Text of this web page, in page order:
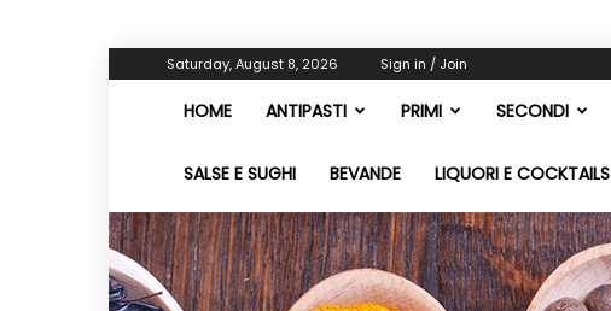
Saturday, August 8, 2026 Sign in / Join
HOME ANTIPASTI PRIMI SECONDI
SALSE E SUGHI BEVANDE LIQUORI E COCKTAILS